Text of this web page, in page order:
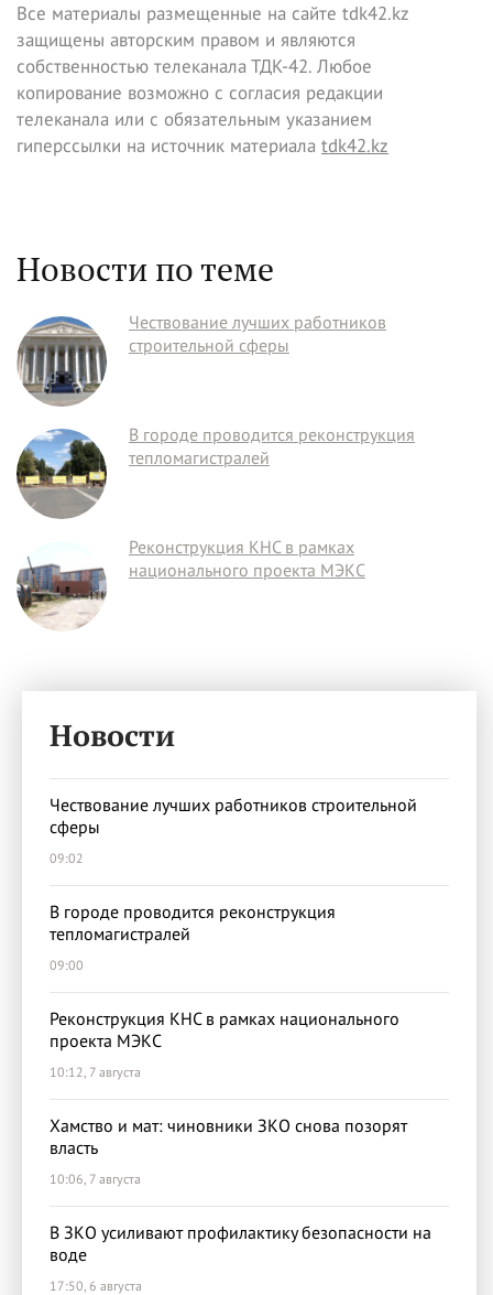
Все материалы размещенные на сайте tdk42.kz
защищены авторским правом и являются
собственностью телеканала ТДК-42. Любое
копирование возможно с согласия редакции
телеканала или с обязательным указанием
гиперссылки на источник материала tdk42.kz
Новости по теме
Чествование лучших работников
строительной сферы
В городе проводится реконструкция
тепломагистралей
Реконструкция КНС в рамках
национального проекта МЭКС
Новости
Чествование лучших работников строительной
сферы
09:02
В городе проводится реконструкция
тепломагистралей
09:00
Реконструкция КНС в рамках национального
проекта МЭКС
10:12, 7 августа
Хамство и мат: чиновники ЗКО снова позорят
власть
10:06, 7 августа
В ЗКО усиливают профилактику безопасности на
воде
17:50, 6 августа